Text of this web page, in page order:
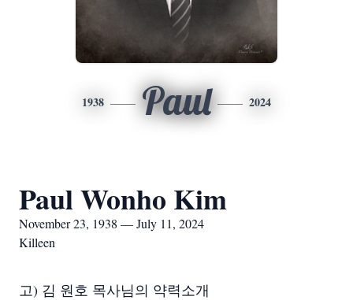
1938 Paul 2024
Paul Wonho Kim
November 23, 1938 — July 11, 2024
Killeen
고) 김 원호 목사님의 약력소개